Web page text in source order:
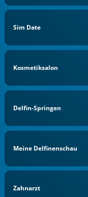
Sim Date
Kosmetiksalon
Delfin-Springen
Meine Delfinenschau
Zahnarzt